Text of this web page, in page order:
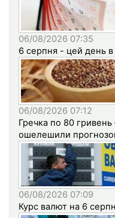
06/08/2026 07:35
6 серпня - цей день в
06/08/2026 07:12
Гречка по 80
ошелешили
06/08/2026 07:09
Курс валют на 6